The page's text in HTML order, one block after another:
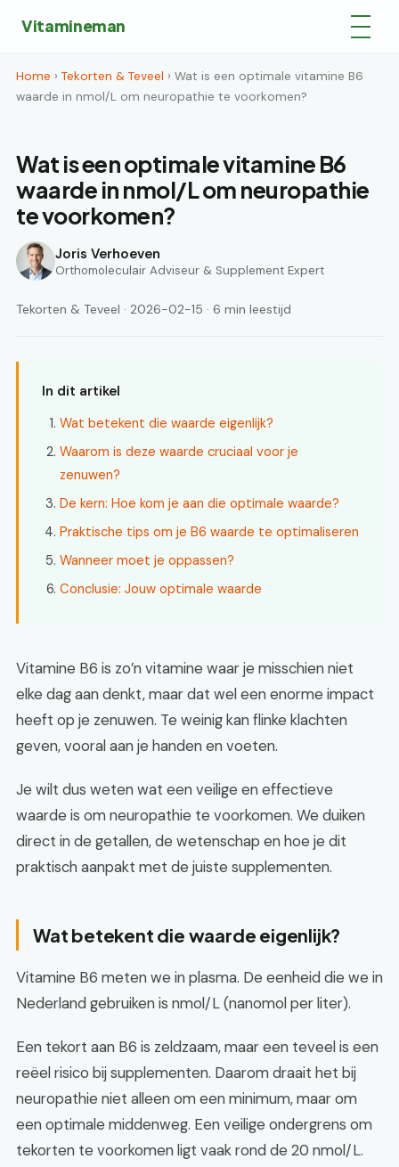
Vitamineman
Home › Tekorten & Teveel › Wat is een optimale vitamine B6
waarde in nmol/L om neuropathie te voorkomen?
Wat is een optimale vitamine B6
waarde in nmol/L om neuropathie
te voorkomen?
Joris Verhoeven
Orthomoleculair Adviseur & Supplement Expert
Tekorten & Teveel · 2026-02-15 · 6 min leestijd
In dit artikel
Wat betekent die waarde eigenlijk?
Waarom is deze waarde cruciaal voor je
zenuwen?
De kern: Hoe kom je aan die optimale waarde?
Praktische tips om je B6 waarde te optimaliseren
Wanneer moet je oppassen?
Conclusie: Jouw optimale waarde
Vitamine B6 is zo’n vitamine waar je misschien niet
elke dag aan denkt, maar dat wel een enorme impact
heeft op je zenuwen. Te weinig kan flinke klachten
geven, vooral aan je handen en voeten.
Je wilt dus weten wat een veilige en effectieve
waarde is om neuropathie te voorkomen. We duiken
direct in de getallen, de wetenschap en hoe je dit
praktisch aanpakt met de juiste supplementen.
Wat betekent die waarde eigenlijk?
Vitamine B6 meten we in plasma. De eenheid die we in
Nederland gebruiken is nmol/L (nanomol per liter).
Een tekort aan B6 is zeldzaam, maar een teveel is een
reëel risico bij supplementen. Daarom draait het bij
neuropathie niet alleen om een minimum, maar om
een optimale middenweg. Een veilige ondergrens om
tekorten te voorkomen ligt vaak rond de 20 nmol/L.